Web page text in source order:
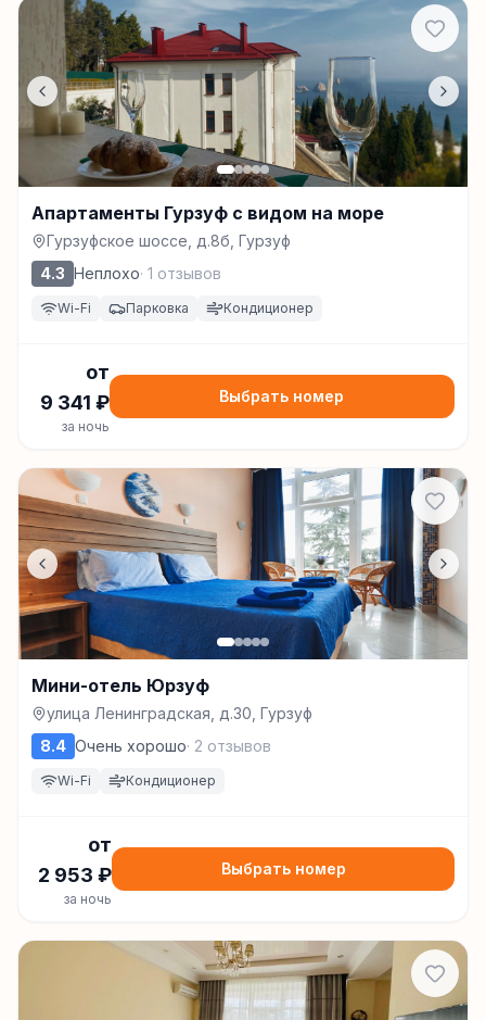
Апартаменты Гурзуф с видом на море
Гурзуфское шоссе, д.8б, Гурзуф
4.3 Неплохо· 1 отзывов
Wi-Fi Парковка Кондиционер
от
9 341 ₽
за ночь
Выбрать номер
Мини-отель Юрзуф
улица Ленинградская, д.30, Гурзуф
8.4 Очень хорошо· 2 отзывов
Wi-Fi Кондиционер
от
2 953 ₽
за ночь
Выбрать номер